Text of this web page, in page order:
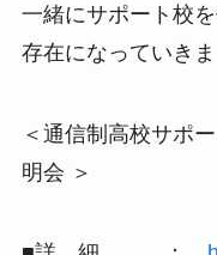
一緒にサポート校
存在になっていきま
＜通信制高校サポ
明会 ＞